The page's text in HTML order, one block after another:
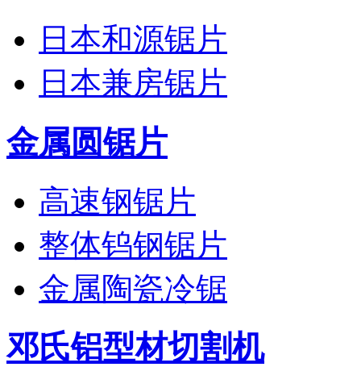
日本和源锯片
日本兼房锯片
金属圆锯片
高速钢锯片
整体钨钢锯片
金属陶瓷冷锯
邓氏铝型材切割机